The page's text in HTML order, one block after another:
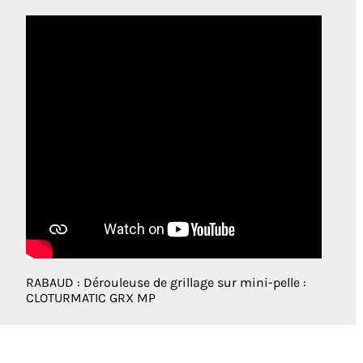
RABAUD : Dérouleuse de grillage sur mini-pelle :
CLOTURMATIC GRX MP